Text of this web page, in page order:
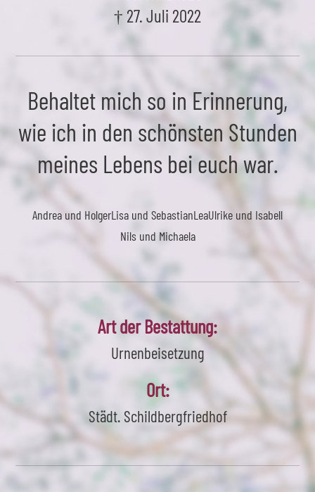
† 27. Juli 2022
Behaltet mich so in Erinnerung,
wie ich in den schönsten Stunden
meines Lebens bei euch war.
Andrea und HolgerLisa und SebastianLeaUlrike und Isabell
Nils und Michaela
Art der Bestattung:
Urnenbeisetzung
Ort:
Städt. Schildbergfriedhof